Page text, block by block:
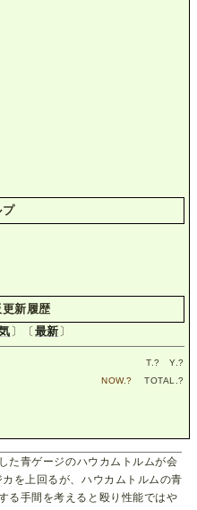
プ
新履歴
〕〔 最新 〕
T.? Y.?
NOW.? TOTAL.?
た青ゲージのハウカムトルムが会
を上回るが、ハウカムトルムの青
る手間を考えると殴り性能ではや